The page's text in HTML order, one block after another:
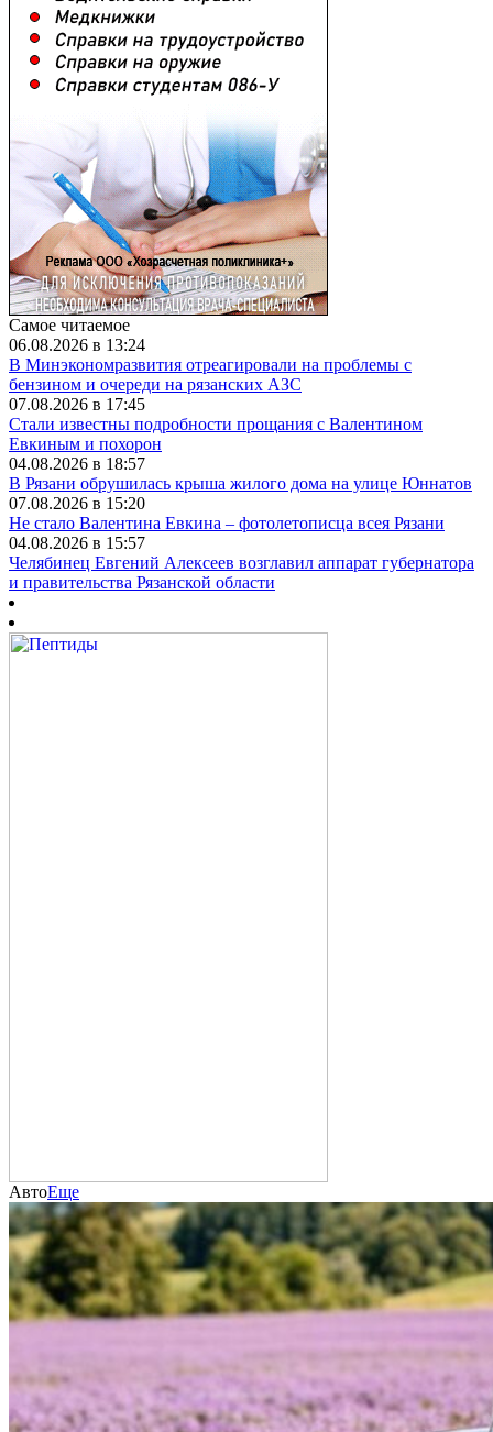
Самое читаемое
06.08.2026 в 13:24
В Минэкономразвития отреагировали на проблемы с
бензином и очереди на рязанских АЗС
07.08.2026 в 17:45
Стали известны подробности прощания с Валентином
Евкиным и похорон
04.08.2026 в 18:57
В Рязани обрушилась крыша жилого дома на улице Юннатов
07.08.2026 в 15:20
Не стало Валентина Евкина – фотолетописца всея Рязани
04.08.2026 в 15:57
Челябинец Евгений Алексеев возглавил аппарат губернатора
и правительства Рязанской области
АвтоЕще